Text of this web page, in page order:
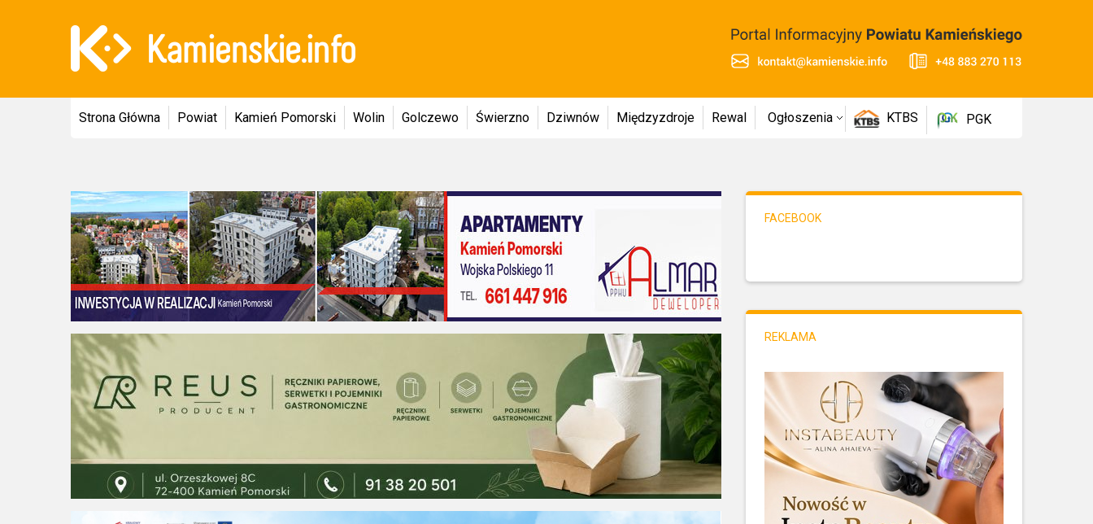
Strona Główna Powiat Kamień Pomorski Wolin Golczewo Świerzno Dziwnów Międzyzdroje Rewal Ogłoszenia KTBS PGK
FACEBOOK
REKLAMA